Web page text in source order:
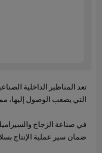
تعد المناظير الداخلية
التي يصعب الوصول إليها،
في صناعة الزجاج
ضمان سير عملية الإنتاج